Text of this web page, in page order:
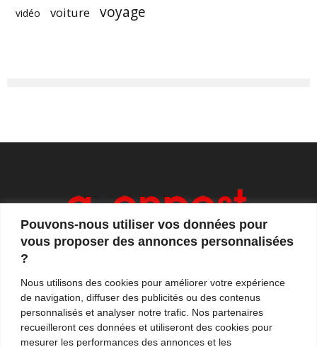
Pouvons-nous utiliser vos données pour
vous proposer des annonces personnalisées
?
Nous utilisons des cookies pour améliorer votre expérience
de navigation, diffuser des publicités ou des contenus
personnalisés et analyser notre trafic. Nos partenaires
recueilleront ces données et utiliseront des cookies pour
mesurer les performances des annonces et les
vidéo
voiture voyage
et de tendances. Notre équipe de journalistes vous
propose quotidiennement de suivre l'actualité en
France et à l'international.